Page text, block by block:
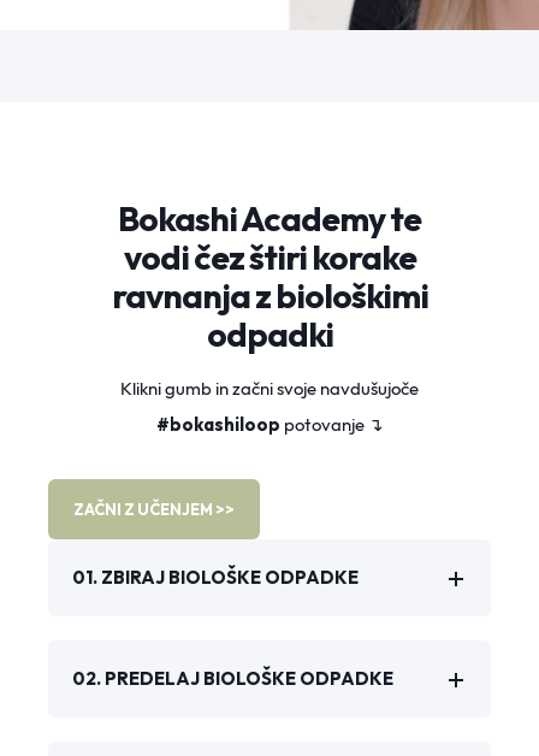
Bokashi Academy te
vodi čez štiri korake
ravnanja z biološkimi
odpadki
Klikni gumb in začni svoje navdušujoče
#bokashiloop potovanje↴
ZAČNI Z UČENJEM >>
01. ZBIRAJ BIOLOŠKE ODPADKE
02. PREDELAJ BIOLOŠKE ODPADKE